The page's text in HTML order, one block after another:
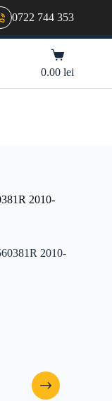
0722 744 353
Coș
de
cumpărături
0.00lei
2010-